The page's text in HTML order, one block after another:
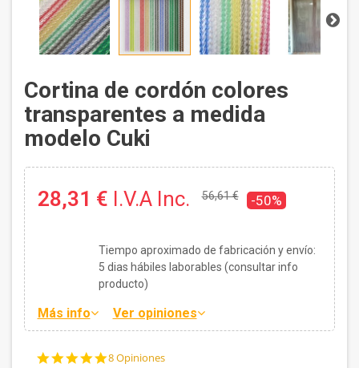
Cortina de cordón colores
transparentes a medida
modelo Cuki
28,31 € I.V.A Inc. 56,61 € -50%
Tiempo aproximado de fabricación y envío:
5 dias hábiles laborables (consultar info
producto)
Más info Ver opiniones
5.0
8 Opiniones